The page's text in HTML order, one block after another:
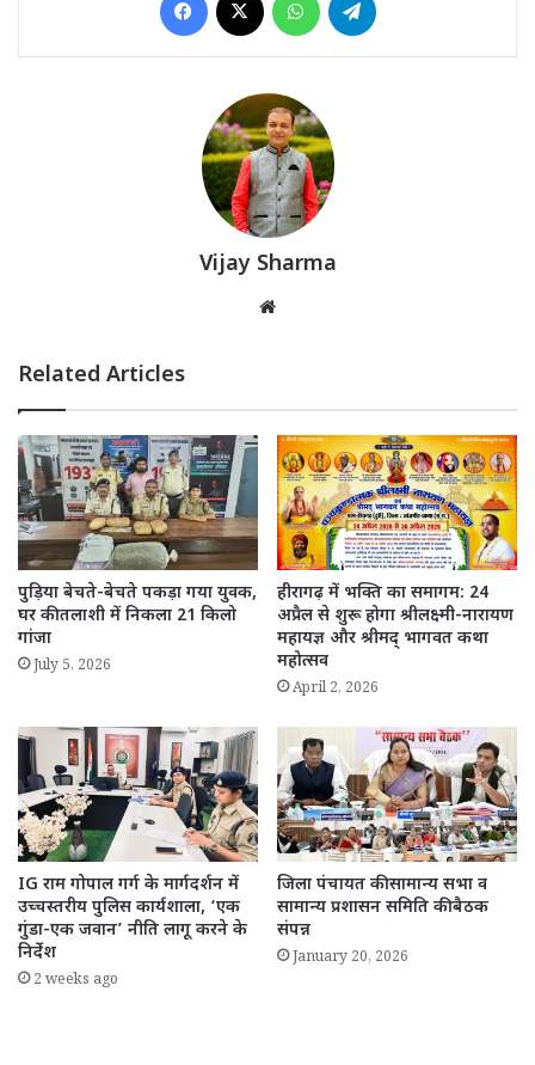
Vijay Sharma
Related Articles
पुड़िया बेचते-बेचते पकड़ा गया युवक,
घर की तलाशी में निकला 21 किलो
गांजा
July 5, 2026
हीरागढ़ में भक्ति का समागम: 24
अप्रैल से शुरू होगा श्रीलक्ष्मी-नारायण
महायज्ञ और श्रीमद् भागवत कथा
महोत्सव
April 2, 2026
IG राम गोपाल गर्ग के मार्गदर्शन में
उच्चस्तरीय पुलिस कार्यशाला, ‘एक
गुंडा-एक जवान’ नीति लागू करने के
निर्देश
2 weeks ago
जिला पंचायत की सामान्य सभा व
सामान्य प्रशासन समिति की बैठक
संपन्न
January 20, 2026